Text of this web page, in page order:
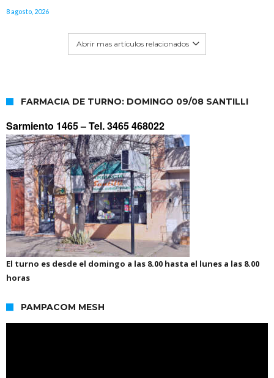
8 agosto, 2026
Abrir mas artículos relacionados
FARMACIA DE TURNO: DOMINGO 09/08 SANTILLI
Sarmiento 1465 –Tel. 3465 468022
El turno es desde el domingo a las 8.00 hasta el lunes a las 8.00
horas
PAMPACOM MESH